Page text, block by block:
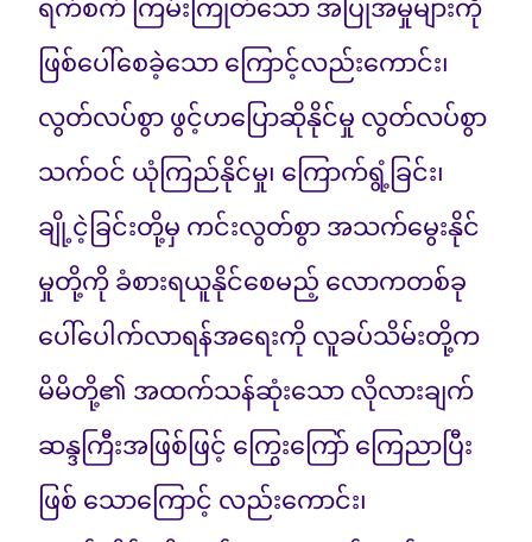
ဖြစ်ပေါ်စေခဲ့သော ကြောင့်လည်းကောင်း၊
လွတ်လပ်စွာ ဖွင့်ဟပြောဆိုနိုင်မှု လွတ်လပ်စွာ
သက်ဝင် ယုံကြည်နိုင်မှု၊ ကြောက်ရွံ့ခြင်း၊
ချို့ငဲ့ခြင်းတို့မှ ကင်းလွတ်စွာ အသက်မွေးနိုင်
မှုတို့ကို ခံစားရယူနိုင်စေမည့် လောကတစ်ခု
ပေါ်ပေါက်လာရန်အရေးကို လူခပ်သိမ်းတို့က
မိမိတို့၏ အထက်သန်ဆုံးသော လိုလားချက်
ဆန္ဒကြီးအဖြစ်ဖြင့် ကြွေးကြော် ကြေညာပြီး
ဖြစ် သောကြောင့် လည်းကောင်း၊